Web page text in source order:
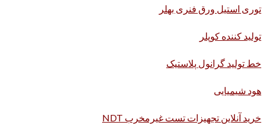
توری استیل ورق فنری بهلر
تولید کننده کوپلر
خط تولید گرانول پلاستیک
هود شیمیایی
خرید آنلاین تجهیزات تست غیرمخرب NDT